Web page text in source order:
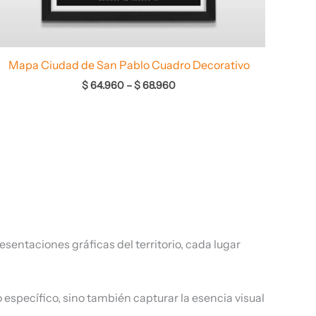
Mapa Ciudad de San Pablo Cuadro Decorativo
$64.960 –$68.960
gráficas del territorio, cada lugar
sino también capturar la esencia visual